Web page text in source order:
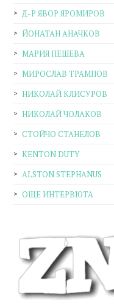
Д-Р ЯВОР ЯРОМИРОВ
ЙОНАТАН АНАЧКОВ
МАРИЯ ПЕШЕВА
МИРОСЛАВ ТРАМПОВ
НИКОЛАЙ КЛИСУРОВ
НИКОЛАЙ ЧОЛАКОВ
СТОЙЧО СТАНЕЛОВ
KENTON DUTY
ALSTON STEPHANUS
ОЩЕ ИНТЕРВЮТА